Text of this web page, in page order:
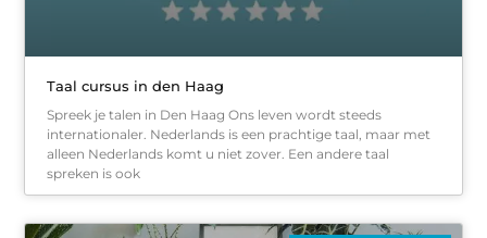
Taal cursus in den Haag
Spreek je talen in Den Haag Ons leven wordt steeds
internationaler. Nederlands is een prachtige taal, maar met
alleen Nederlands komt u niet zover. Een andere taal
spreken is ook